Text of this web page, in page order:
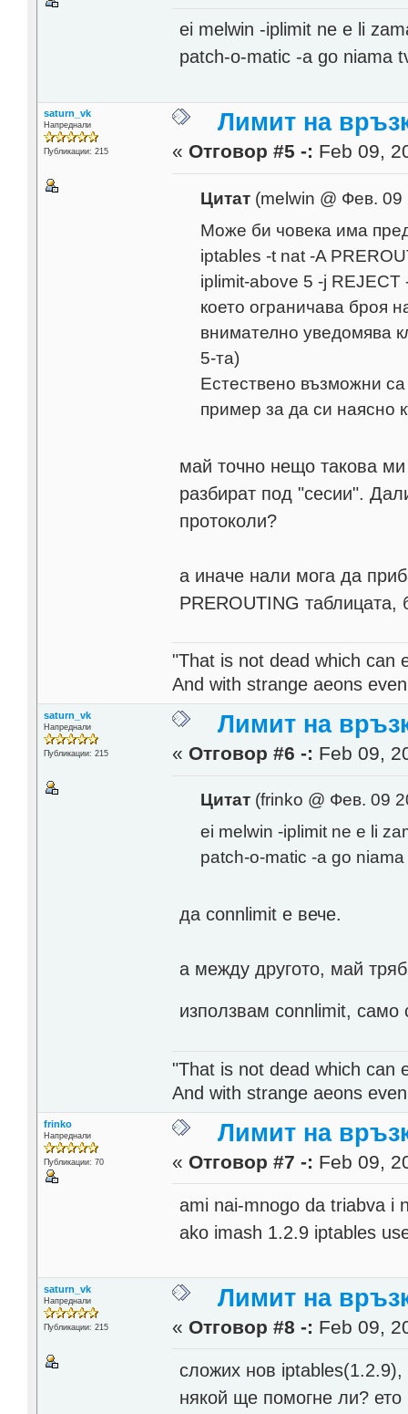
ei melwin -iplimit ne e li
patch-o-matic -a go niama
saturn_vk
Напреднали
Публикации: 215
Лимит на
« Отговор #5 -: Feb 09,
Цитат(melwin @ Фев. 09
Може би човека има
iptables -t nat -A
iplimit-above 5 -j REJECT
което ограничава броя
внимателно уведомява
5-та)
Естествено възможни
пример за да си наясно
май точно нещо такова
разбират под "сесии".
протоколи?
а иначе нали мога да
PREROUTING таблицата,
"That is not dead which can
And with strange aeons
saturn_vk
Напреднали
Публикации: 215
Лимит на
« Отговор #6 -: Feb 09,
Цитат(frinko @ Фев. 09
ei melwin -iplimit ne e li
patch-o-matic -a go
да connlimit e вече.
а между другото, май
използвам connlimit,
"That is not dead which can
And with strange aeons
frinko
Напреднали
Публикации: 70
Лимит на
« Отговор #7 -: Feb 09,
ami nai-mnogo da triabva i
ako imash 1.2.9 iptables
saturn_vk
Напреднали
Публикации: 215
Лимит на
« Отговор #8 -: Feb 09,
сложих нов
някой ще помогне ли?